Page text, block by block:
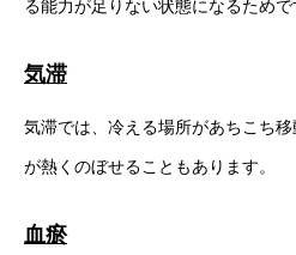
る能力が足りない状態になるためで
気滞
気滞では、冷える場所があちこち
が熱くのぼせることもあります。
血瘀